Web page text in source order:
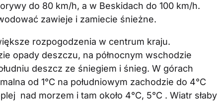
do 80 km/h, a w Beskidach do 100 km/h.
zawieje i zamiecie śnieżne.
rozpogodzenia w centrum kraju.
opady deszczu, na północnym wschodzie
deszcz ze śniegiem i śnieg. W górach
od 1°C na południowym zachodzie do 4°C
nad morzem i tam około 4°C, 5°C . Wiatr słaby